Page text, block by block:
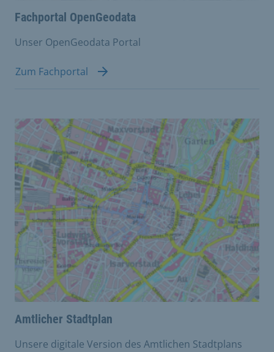
Fachportal OpenGeodata
Unser OpenGeodata Portal
Zum Fachportal
Amtlicher Stadtplan
Unsere digitale Version des Amtlichen Stadtplans